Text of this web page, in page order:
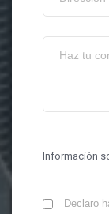
Información
Declaro